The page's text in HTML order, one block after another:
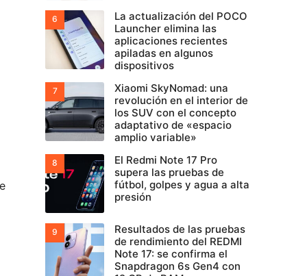
La actualización del POCO
Launcher elimina las
aplicaciones recientes
apiladas en algunos
dispositivos
Xiaomi SkyNomad: una
revolución en el interior de
los SUV con el concepto
adaptativo de «espacio
amplio variable»
El Redmi Note 17 Pro
supera las pruebas de
fútbol, golpes y agua a alta
presión
Resultados de las pruebas
de rendimiento del REDMI
Note 17: se confirma el
Snapdragon 6s Gen4 con